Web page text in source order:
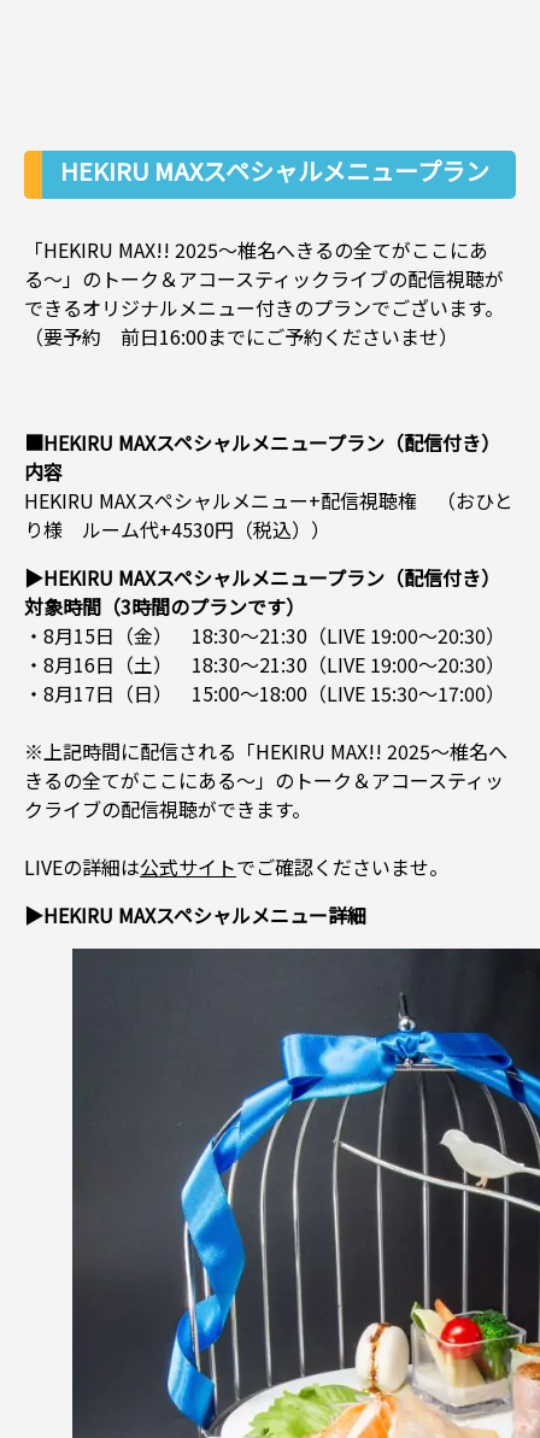
HEKIRU MAXスペシャルメニュープラン
「HEKIRU MAX!! 2025〜椎名へきるの全てがここにあ
る〜」のトーク＆アコースティックライブの配信視聴が
できるオリジナルメニュー付きのプランでございます。
（要予約 前日16:00までにご予約くださいませ）
■HEKIRU MAXスペシャルメニュープラン（配信付き）
内容
HEKIRU MAXスペシャルメニュー+配信視聴権 （おひと
り様 ルーム代+4530円（税込））
▶HEKIRU MAXスペシャルメニュープラン（配信付き）
対象時間（3時間のプランです）
・8月15日（金） 18:30～21:30（LIVE 19:00～20:30）
・8月16日（土） 18:30～21:30（LIVE 19:00～20:30）
・8月17日（日） 15:00～18:00（LIVE 15:30～17:00）
※上記時間に配信される「HEKIRU MAX!! 2025〜椎名へ
きるの全てがここにある〜」のトーク＆アコースティッ
クライブの配信視聴ができます。
LIVEの詳細は公式サイトでご確認くださいませ。
▶HEKIRU MAXスペシャルメニュー詳細